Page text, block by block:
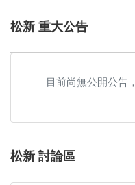
松新 重大公告
目前尚無公開公告
松新 討論區